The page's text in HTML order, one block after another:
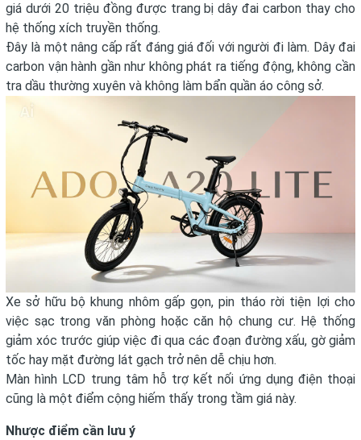
giá dưới 20 triệu đồng được trang bị dây đai carbon thay cho
hệ thống xích truyền thống.
Đây là một nâng cấp rất đáng giá đối với người đi làm. Dây đai
carbon vận hành gần như không phát ra tiếng động, không cần
tra dầu thường xuyên và không làm bẩn quần áo công sở.
Xe sở hữu bộ khung nhôm gấp gọn, pin tháo rời tiện lợi cho
việc sạc trong văn phòng hoặc căn hộ chung cư. Hệ thống
giảm xóc trước giúp việc đi qua các đoạn đường xấu, gờ giảm
tốc hay mặt đường lát gạch trở nên dễ chịu hơn.
Màn hình LCD trung tâm hỗ trợ kết nối ứng dụng điện thoại
cũng là một điểm cộng hiếm thấy trong tầm giá này.
Nhược điểm cần lưu ý